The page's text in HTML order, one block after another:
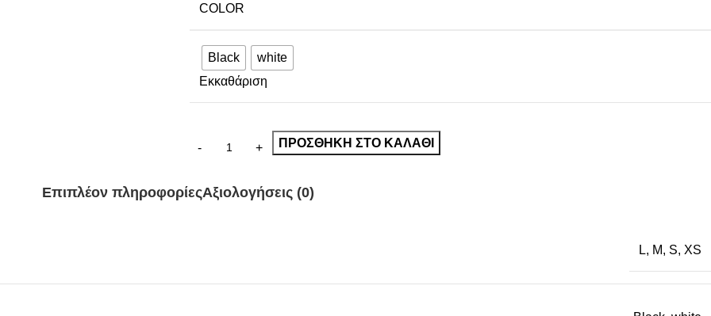
COLOR
Black
white
Εκκαθάριση
ΠΡΟΣΘΉΚΗ ΣΤΟ ΚΑΛΆΘΙ
Επιπλέον πληροφορίεςΑξιολογήσεις (0)
L, M, S, XS